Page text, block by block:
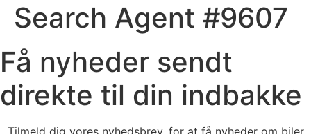
Search Agent #9607
Få nyheder sendt
direkte til din indbakke